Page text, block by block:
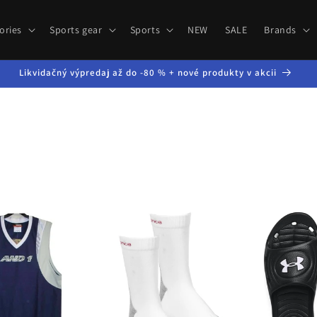
Sports gear Sports NEW SALE Brands
Likvidačný výpredaj až do -80 % + nové produkty v akcii